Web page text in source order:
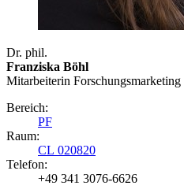
Dr. phil.
Franziska Böhl
Mitarbeiterin Forschungsmarketing
Bereich:
PF
Raum:
CL 020820
Telefon:
+49 341 3076-6626